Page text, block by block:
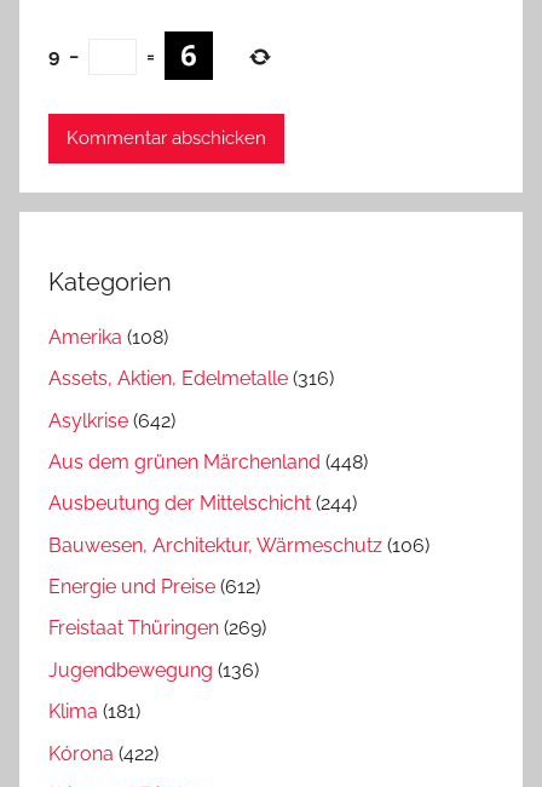
9 − =
Kategorien
Amerika (108)
Assets, Aktien, Edelmetalle (316)
Asylkrise (642)
Aus dem grünen Märchenland (448)
Ausbeutung der Mittelschicht (244)
Bauwesen, Architektur, Wärmeschutz (106)
Energie und Preise (612)
Freistaat Thüringen (269)
Jugendbewegung (136)
Klima (181)
Kórona (422)